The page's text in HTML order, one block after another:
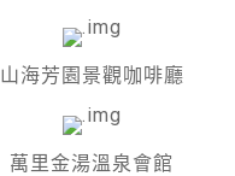
山海芳園景觀咖啡廳
萬里金湯溫泉會館